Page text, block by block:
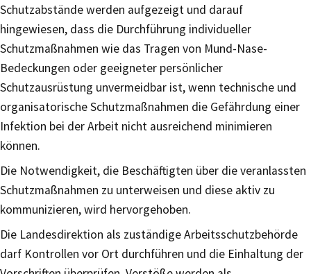
Schutzabstände werden aufgezeigt und darauf
hingewiesen, dass die Durchführung individueller
Schutzmaßnahmen wie das Tragen von Mund-Nase-
Bedeckungen oder geeigneter persönlicher
Schutzausrüstung unvermeidbar ist, wenn technische und
organisatorische Schutzmaßnahmen die Gefährdung einer
Infektion bei der Arbeit nicht ausreichend minimieren
können.
Die Notwendigkeit, die Beschäftigten über die veranlassten
Schutzmaßnahmen zu unterweisen und diese aktiv zu
kommunizieren, wird hervorgehoben.
Die Landesdirektion als zuständige Arbeitsschutzbehörde
darf Kontrollen vor Ort durchführen und die Einhaltung der